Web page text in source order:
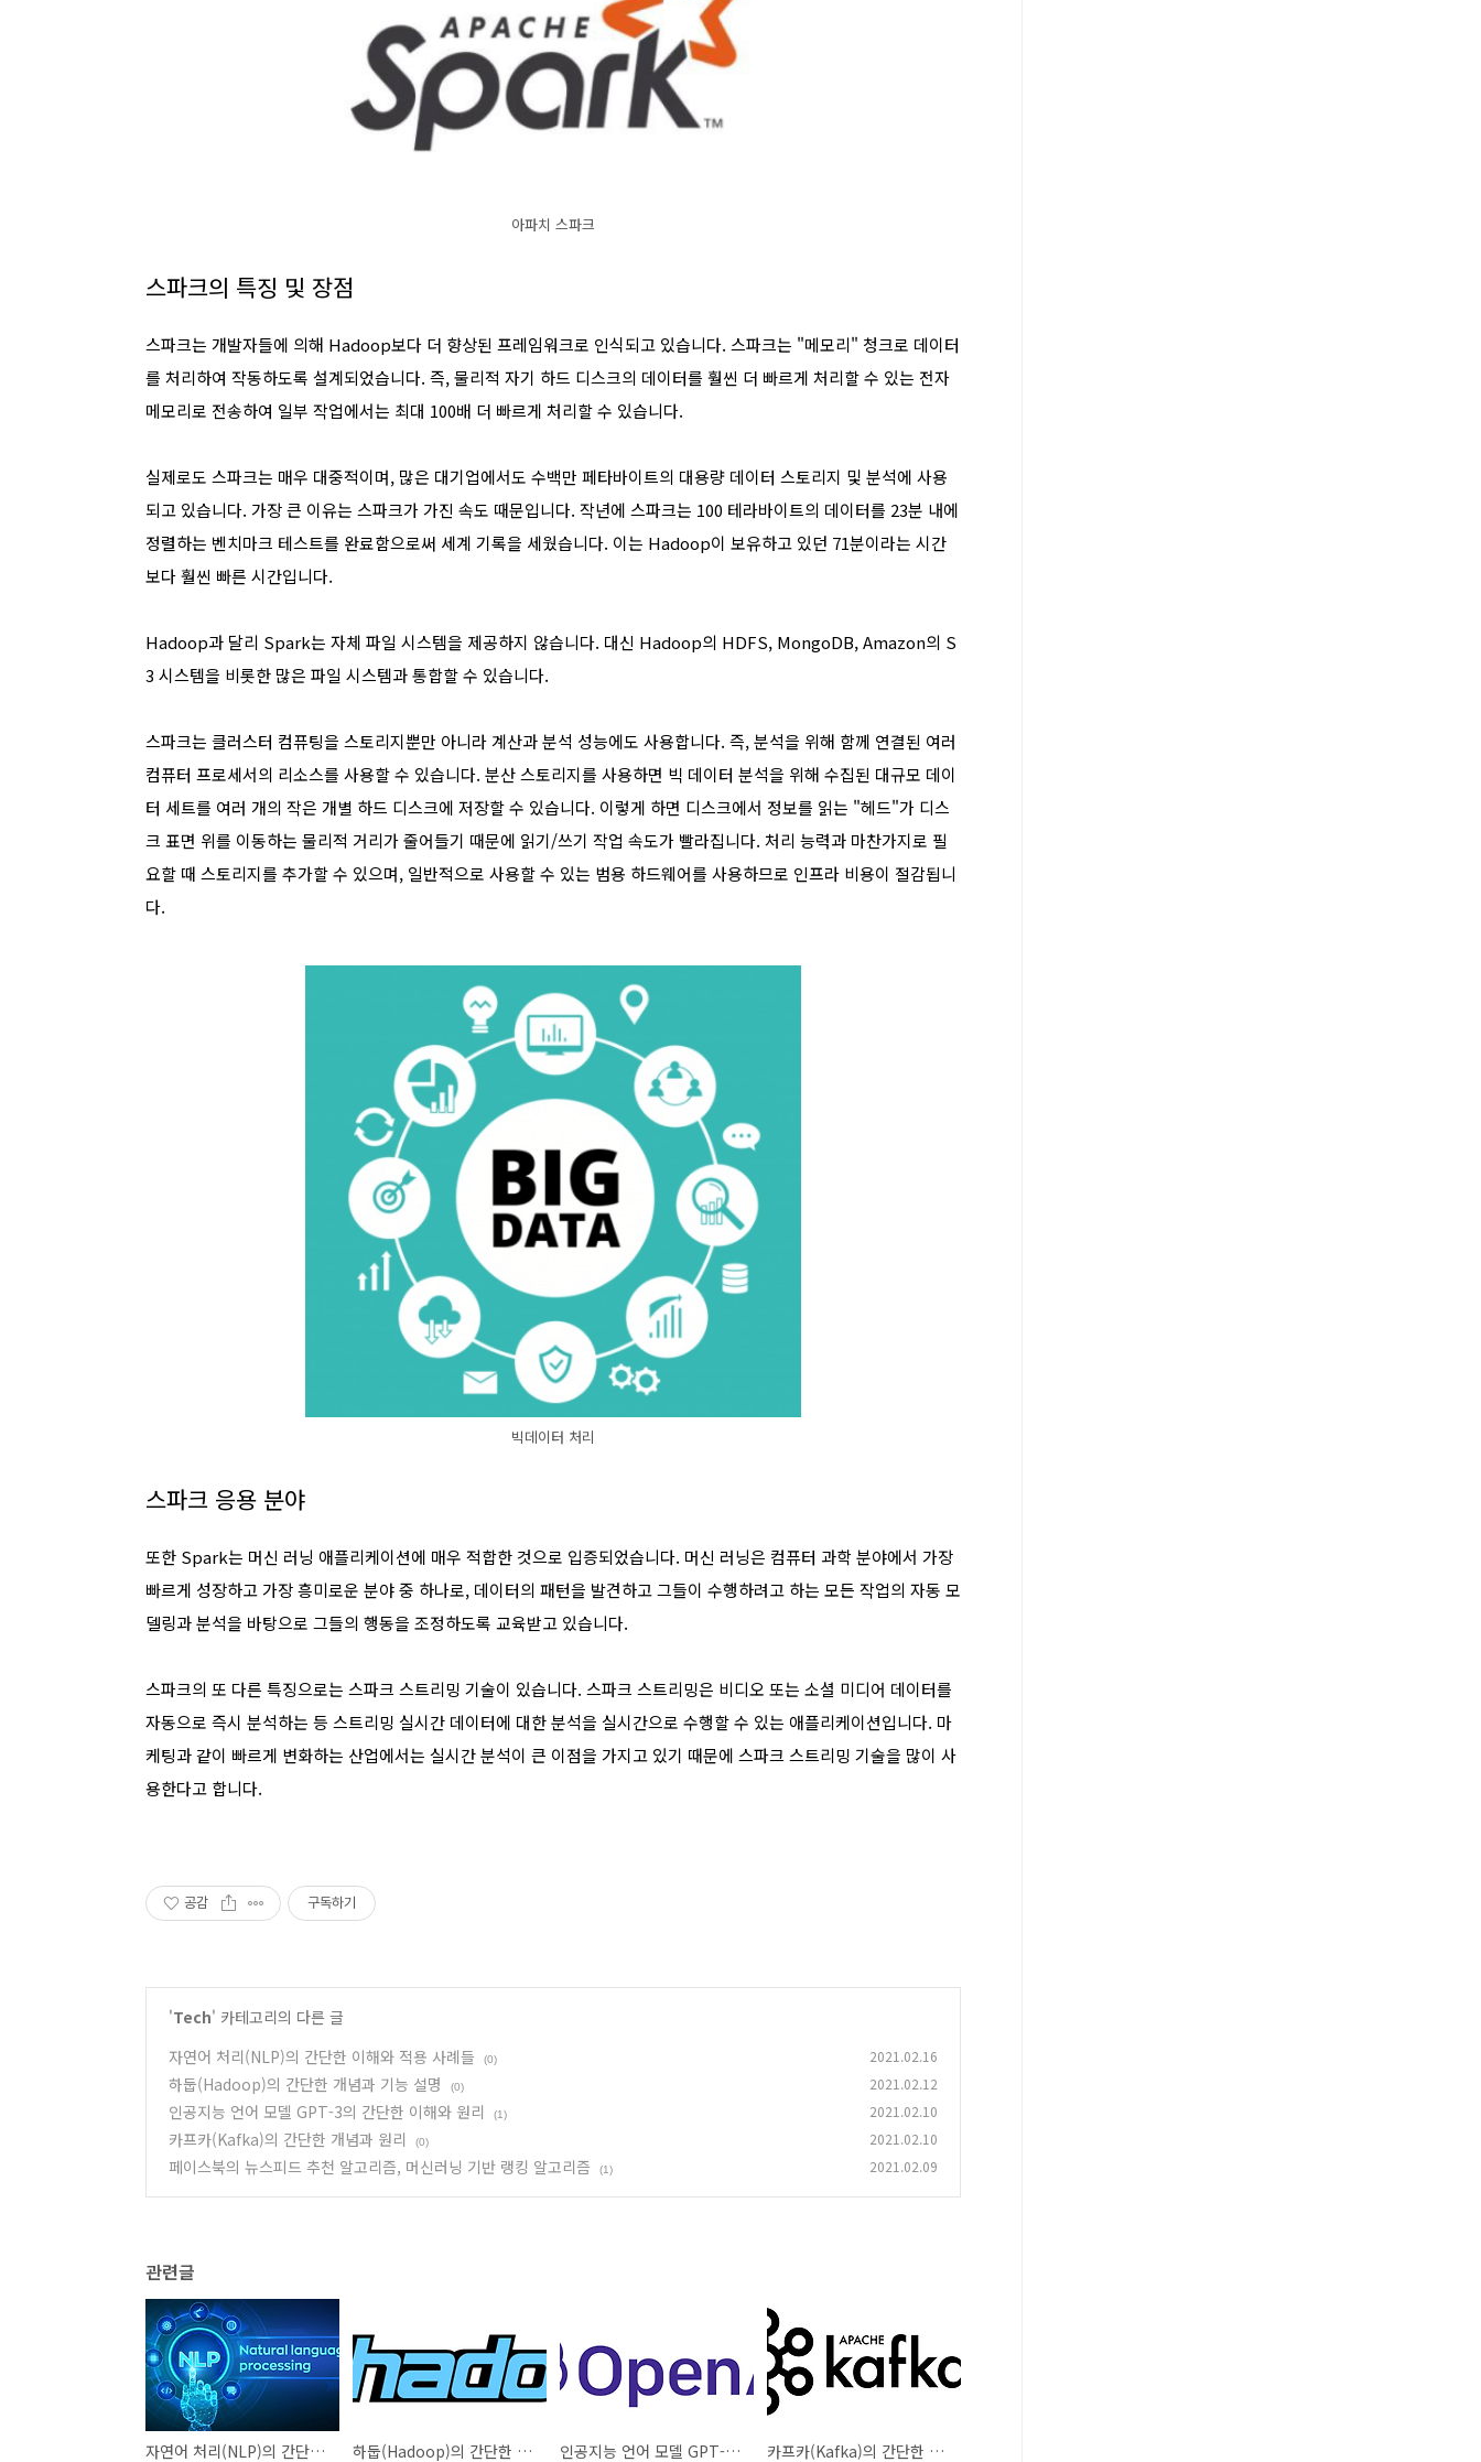
아파치 스파크
스파크의 특징 및 장점
스파크는 개발자들에 의해 Hadoop보다 더 향상된 프레임워크로 인식되고 있습니다. 스파크는 "메모리" 청크로 데이터
를 처리하여 작동하도록 설계되었습니다. 즉, 물리적 자기 하드 디스크의 데이터를 훨씬 더 빠르게 처리할 수 있는 전자
메모리로 전송하여 일부 작업에서는 최대 100배 더 빠르게 처리할 수 있습니다.
실제로도 스파크는 매우 대중적이며, 많은 대기업에서도 수백만 페타바이트의 대용량 데이터 스토리지 및 분석에 사용
되고 있습니다. 가장 큰 이유는 스파크가 가진 속도 때문입니다. 작년에 스파크는 100 테라바이트의 데이터를 23분 내에
정렬하는 벤치마크 테스트를 완료함으로써 세계 기록을 세웠습니다. 이는 Hadoop이 보유하고 있던 71분이라는 시간
보다 훨씬 빠른 시간입니다.
Hadoop과 달리 Spark는 자체 파일 시스템을 제공하지 않습니다. 대신 Hadoop의 HDFS, MongoDB, Amazon의 S
3 시스템을 비롯한 많은 파일 시스템과 통합할 수 있습니다.
스파크는 클러스터 컴퓨팅을 스토리지뿐만 아니라 계산과 분석 성능에도 사용합니다. 즉, 분석을 위해 함께 연결된 여러
컴퓨터 프로세서의 리소스를 사용할 수 있습니다. 분산 스토리지를 사용하면 빅 데이터 분석을 위해 수집된 대규모 데이
터 세트를 여러 개의 작은 개별 하드 디스크에 저장할 수 있습니다. 이렇게 하면 디스크에서 정보를 읽는 "헤드"가 디스
크 표면 위를 이동하는 물리적 거리가 줄어들기 때문에 읽기/쓰기 작업 속도가 빨라집니다. 처리 능력과 마찬가지로 필
요할 때 스토리지를 추가할 수 있으며, 일반적으로 사용할 수 있는 범용 하드웨어를 사용하므로 인프라 비용이 절감됩니
다.
빅데이터 처리
스파크 응용 분야
또한 Spark는 머신 러닝 애플리케이션에 매우 적합한 것으로 입증되었습니다. 머신 러닝은 컴퓨터 과학 분야에서 가장
빠르게 성장하고 가장 흥미로운 분야 중 하나로, 데이터의 패턴을 발견하고 그들이 수행하려고 하는 모든 작업의 자동 모
델링과 분석을 바탕으로 그들의 행동을 조정하도록 교육받고 있습니다.
스파크의 또 다른 특징으로는 스파크 스트리밍 기술이 있습니다. 스파크 스트리밍은 비디오 또는 소셜 미디어 데이터를
자동으로 즉시 분석하는 등 스트리밍 실시간 데이터에 대한 분석을 실시간으로 수행할 수 있는 애플리케이션입니다. 마
케팅과 같이 빠르게 변화하는 산업에서는 실시간 분석이 큰 이점을 가지고 있기 때문에 스파크 스트리밍 기술을 많이 사
용한다고 합니다.
공감 구독하기
'Tech' 카테고리의 다른 글
자연어 처리(NLP)의 간단한 이해와 적용 사례들
(0) 2021.02.16
하둡(Hadoop)의 간단한 개념과 기능 설명 (0) 2021.02.12
인공지능 언어 모델 GPT-3의 간단한 이해와 원리 (1) 2021.02.10
카프카(Kafka)의 간단한 개념과 원리 (0) 2021.02.10
페이스북의 뉴스피드 추천 알고리즘, 머신러닝 기반 랭킹 알고리즘 (1) 2021.02.09
관련글
자연어 처리(NLP)의 간단한 이해와 적용 사례들 하둡(Hadoop)의 간단한 개념과 기능 설명 인공지능 언어 모델 GPT-3의 간단한 이해와 원리 카프카(Kafka)의 간단한 개념과 원리